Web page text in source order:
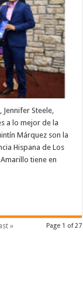
Steele,
a lo mejor de la
Márquez son la
Hispana de Los
tiene en
Page 1 of 27
»